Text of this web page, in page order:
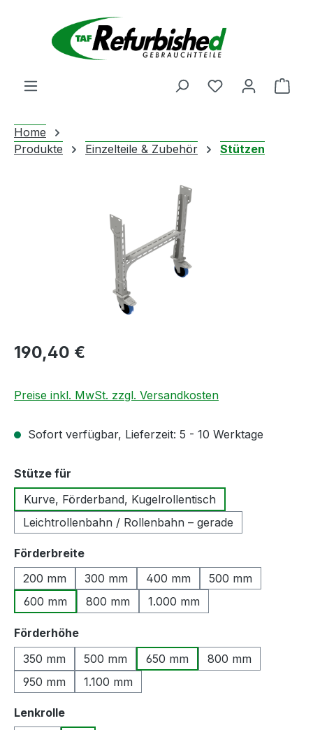
Zum Hauptinhalt springen
Du hast 0
Home
Produkte
Einzelteile & Zubehör Stützen
Regulärer Preis:
190,40 €
Preise inkl. MwSt. zzgl. Versandkosten
Sofort verfügbar, Lieferzeit: 5 - 10 Werktage
Stütze für
Kurve, Förderband, Kugelrollentisch
Leichtrollenbahn / Rollenbahn – gerade
Förderbreiteauswählen
200 mm
300 mm 400 mm
500 mm
600 mm
800 mm 1.000 mm
Förderhöheauswählen
350 mm
500 mm 650 mm
800 mm
950 mm
1.100 mm
Lenkrolleauswählen